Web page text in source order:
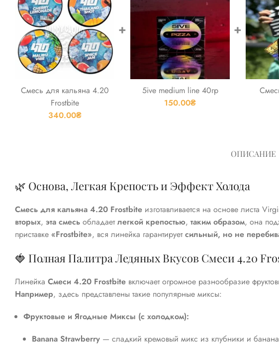
Смесь для кальяна 4.20
Frostbite
340.00₴
+
5ive medium line 40гр
150.00₴
+
ОПИСАНИЕ
🌿 Основа, Легкая Крепость и Эффект Холода
Смесь для кальяна 4.20 Frostbite изготавливается на основе листа
вторых, эта смесь обладаетлегкой крепостью, таким образом, она
приставке «Frostbite», вся линейка гарантируетсильный, но не
🍓 Полная Палитра Ледяных Вкусов Смеси 4.20
Линейка Смеси 4.20 Frostbite включает огромное разнообразие
Например, здесь представлены такие популярные миксы:
Фруктовые и Ягодные Миксы (с холодком):
Banana Strawberry — сладкий кремовый микс из клубники и